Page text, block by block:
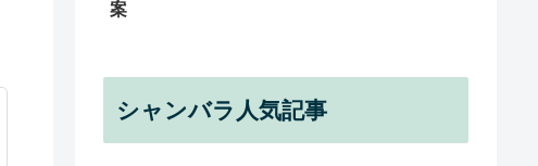
案
シャンバラ人気記事